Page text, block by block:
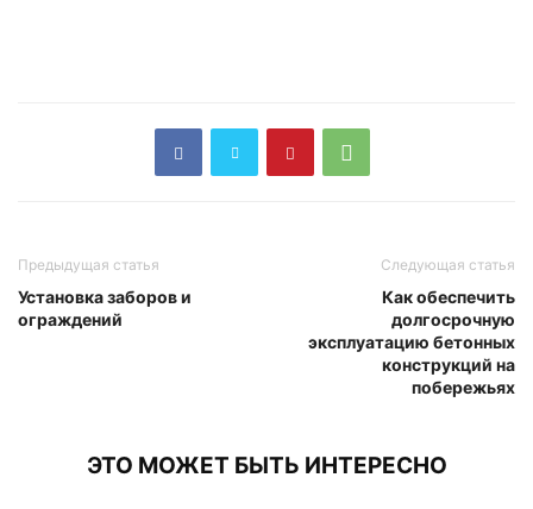
Предыдущая статья
Установка заборов и
ограждений
Следующая статья
Как обеспечить
долгосрочную
эксплуатацию бетонных
конструкций на
побережьях
ЭТО МОЖЕТ БЫТЬ ИНТЕРЕСНО